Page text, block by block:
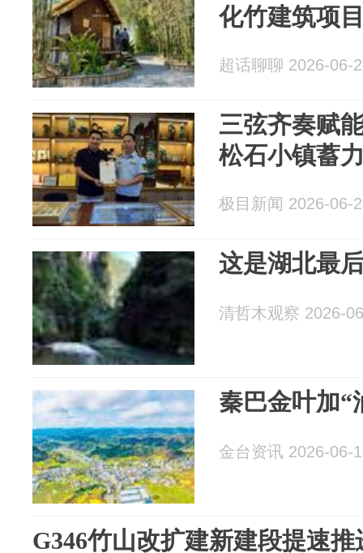
化竹建筑项
超话聊聊 2026-06-
三弦齐奏赋
松石小镇蓄
极目新闻 2026-06-
这是湖北最
清哲木观察 2026-
秦巴金叶加“
金台资讯 2026-06-
G346竹山改扩建新建段提速